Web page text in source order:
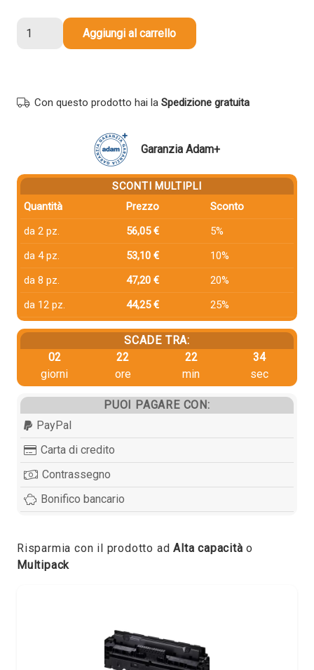
compatibile
CIANO
Aggiungi al carrello
Con questo prodotto hai la Spedizione gratuita
Garanzia Adam+
SCONTI MULTIPLI
Quantità
Prezzo
Sconto
da 2 pz.
56,05 €
5%
da 4 pz.
53,10 €
10%
da 8 pz.
47,20 €
20%
da 12 pz.
44,25 € 25%
SCADE TRA:
02
giorni
22
ore
22
min
33
sec
PUOI PAGARE CON:
PayPal
Carta di credito
Contrassegno
Bonifico bancario
Risparmia con il prodotto adAlta capacità o
Multipack